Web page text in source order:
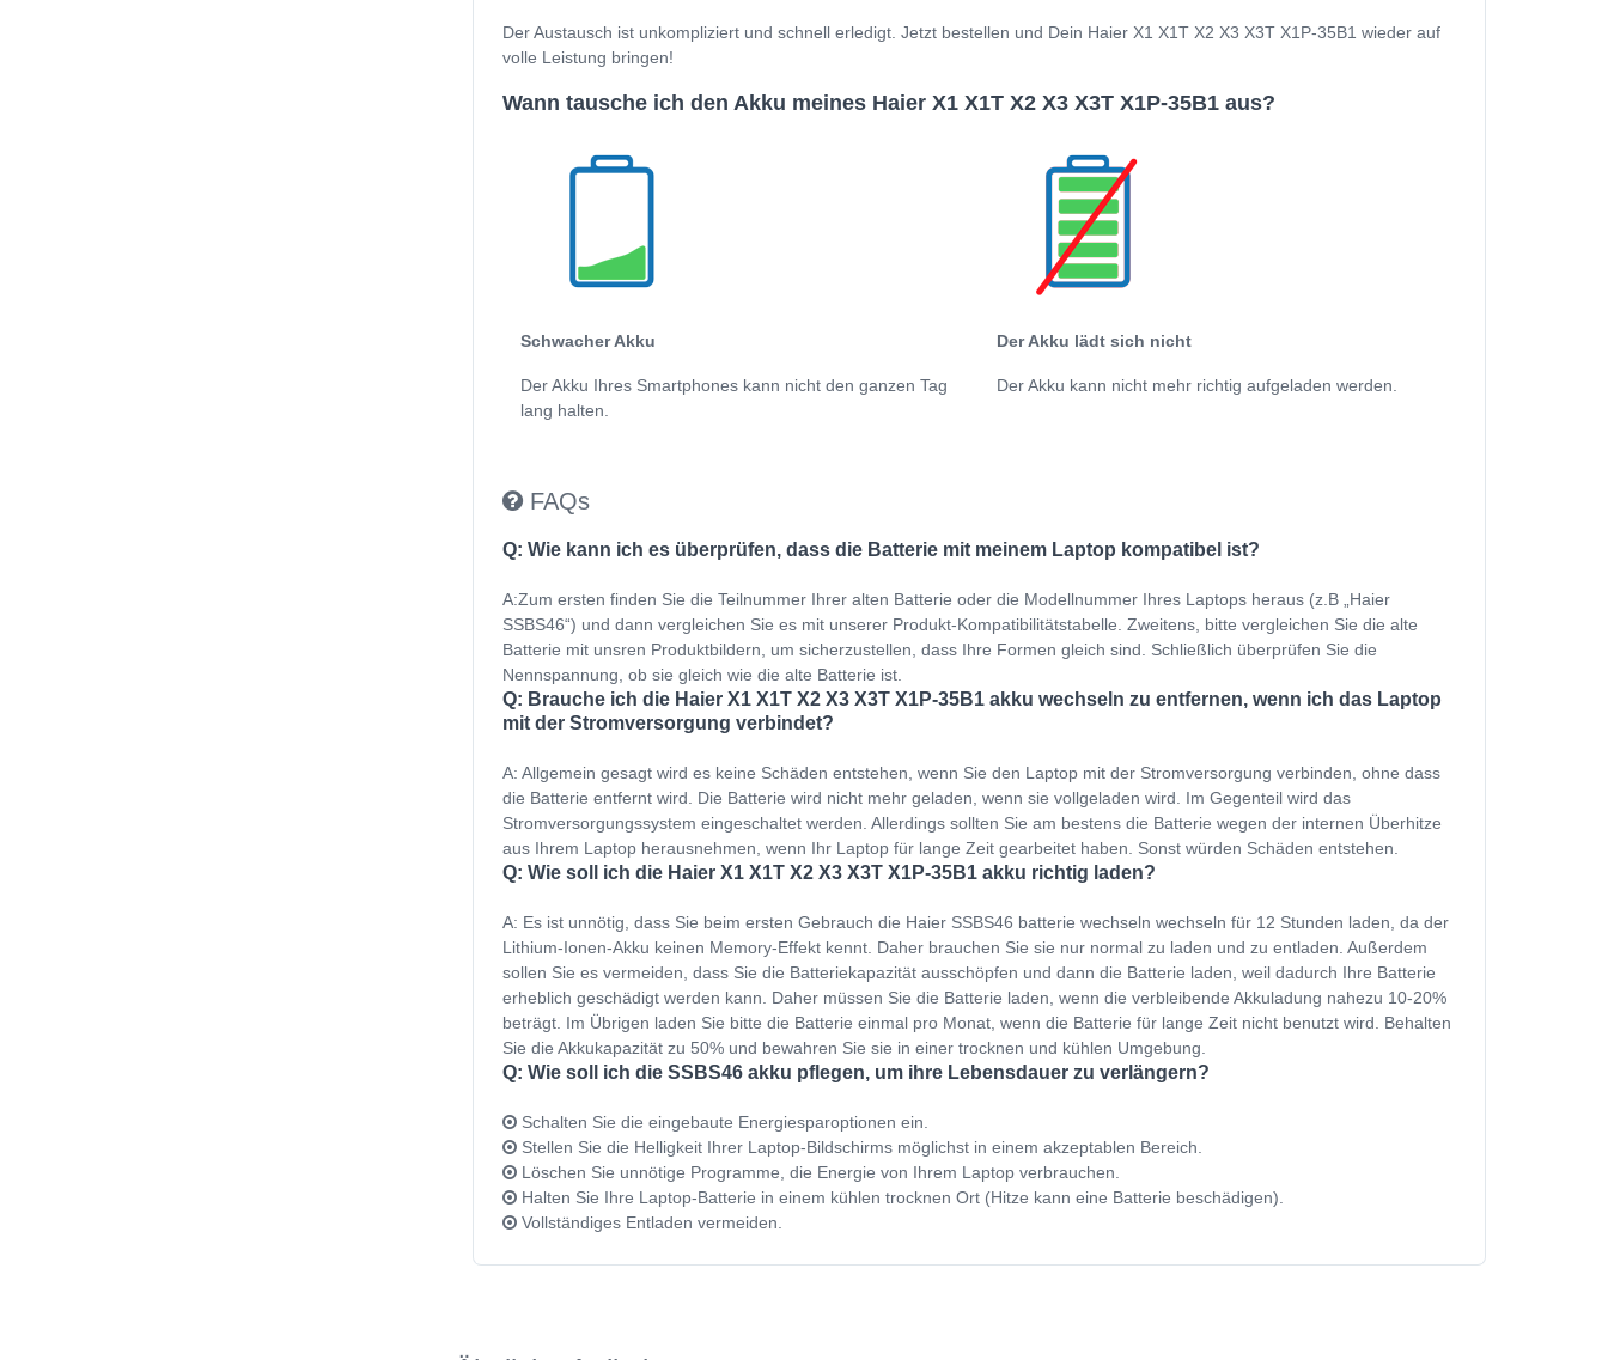
Der Austausch ist unkompliziert und schnell erledigt. Jetzt bestellen und Dein Haier X1 X1T X2 X3 X3T X1P-35B1 wieder auf
volle Leistung bringen!
Wann tausche ich den Akku meines Haier X1 X1T X2 X3 X3T X1P-35B1 aus?
Schwacher Akku
Der Akku Ihres Smartphones kann nicht den ganzen Tag
lang halten.
Der Akku lädt sich nicht
Der Akku kann nicht mehr richtig aufgeladen werden.
FAQs
Q: Wie kann ich es überprüfen, dass die Batterie mit meinem Laptop kompatibel ist?
A:Zum ersten finden Sie die Teilnummer Ihrer alten Batterie oder die Modellnummer Ihres Laptops heraus (z.B „Haier
SSBS46“) und dann vergleichen Sie es mit unserer Produkt-Kompatibilitätstabelle. Zweitens, bitte vergleichen Sie die alte
Batterie mit unsren Produktbildern, um sicherzustellen, dass Ihre Formen gleich sind. Schließlich überprüfen Sie die
Nennspannung, ob sie gleich wie die alte Batterie ist.
Q: Brauche ich die Haier X1 X1T X2 X3 X3T X1P-35B1 akku wechseln zu entfernen, wenn ich das Laptop
mit der Stromversorgung verbindet?
A: Allgemein gesagt wird es keine Schäden entstehen, wenn Sie den Laptop mit der Stromversorgung verbinden, ohne dass
die Batterie entfernt wird. Die Batterie wird nicht mehr geladen, wenn sie vollgeladen wird. Im Gegenteil wird das
Stromversorgungssystem eingeschaltet werden. Allerdings sollten Sie am bestens die Batterie wegen der internen Überhitze
aus Ihrem Laptop herausnehmen, wenn Ihr Laptop für lange Zeit gearbeitet haben. Sonst würden Schäden entstehen.
Q: Wie soll ich die Haier X1 X1T X2 X3 X3T X1P-35B1 akku richtig laden?
A: Es ist unnötig, dass Sie beim ersten Gebrauch die Haier SSBS46 batterie wechseln wechseln für 12 Stunden laden, da der
Lithium-Ionen-Akku keinen Memory-Effekt kennt. Daher brauchen Sie sie nur normal zu laden und zu entladen. Außerdem
sollen Sie es vermeiden, dass Sie die Batteriekapazität ausschöpfen und dann die Batterie laden, weil dadurch Ihre Batterie
erheblich geschädigt werden kann. Daher müssen Sie die Batterie laden, wenn die verbleibende Akkuladung nahezu 10-20%
beträgt. Im Übrigen laden Sie bitte die Batterie einmal pro Monat, wenn die Batterie für lange Zeit nicht benutzt wird. Behalten
Sie die Akkukapazität zu 50% und bewahren Sie sie in einer trocknen und kühlen Umgebung.
Q: Wie soll ich die SSBS46 akku pflegen, um ihre Lebensdauer zu verlängern?
Schalten Sie die eingebaute Energiesparoptionen ein.
Stellen Sie die Helligkeit Ihrer Laptop-Bildschirms möglichst in einem akzeptablen Bereich.
Löschen Sie unnötige Programme, die Energie von Ihrem Laptop verbrauchen.
Halten Sie Ihre Laptop-Batterie in einem kühlen trocknen Ort (Hitze kann eine Batterie beschädigen).
Vollständiges Entladen vermeiden.